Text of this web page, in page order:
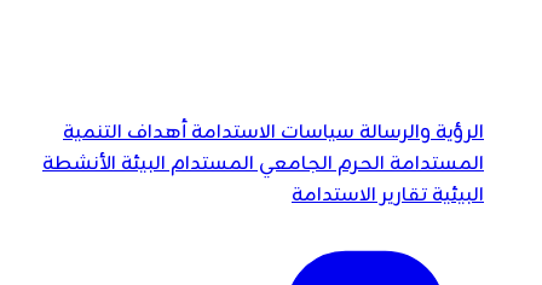
الرؤية والرسالةسياسات الاستدامةأهداف التنمية
المستدامةالحرم الجامعي المستدامالبيئةالأنشطة
البيئيةتقارير الاستدامة